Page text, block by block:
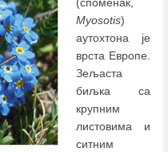
(споменак,
Myosotis)
аутохтона је
врста Европе.
Зељаста
биљка са
крупним
листовима и
ситним